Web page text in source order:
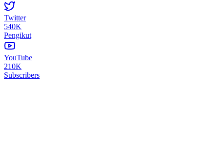
Twitter
540K
Pengikut
YouTube
210K
Subscribers